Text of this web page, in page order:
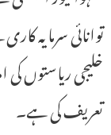
توانائی سرمایہ
خلیجی ریاستوں
تعریف کی ہے۔